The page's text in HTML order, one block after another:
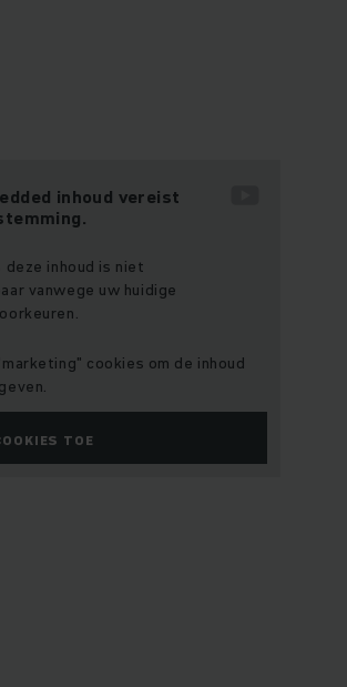
inhoud vereist
deze inhoud is niet
vanwege uw huidige
cookies om de inhoud
TOE